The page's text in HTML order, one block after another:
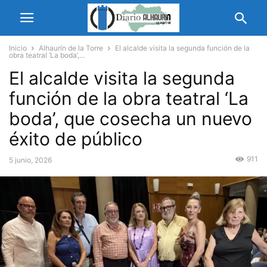
Inicio Alhaurín de la Torre
El alcalde visita la segunda función de la
obra teatral ‘La boda’,...
El alcalde visita la segunda
función de la obra teatral ‘La
boda’, que cosecha un nuevo
éxito de público
5 junio, 2026 911